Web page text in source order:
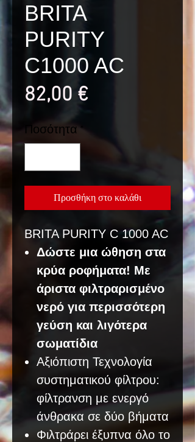
BRITA
PURITY
C1000 AC
82,00 €Τιμή
Ποσότητα *
Προσθήκη στο καλάθι
BRITA PURITY C 1000 AC
Δώστε μια ώθηση στα
κρύα ροφήματα! Με
άριστα φιλτραρισμένο
νερό για περισσότερη
γεύση και λιγότερα
σωματίδια
Αξιόπιστη Τεχνολογία
συστηματικού φίλτρου:
φίλτρανση με ενεργό
άνθρακα σε δύο βήματα
Φιλτράρει έξυπνα όλο το